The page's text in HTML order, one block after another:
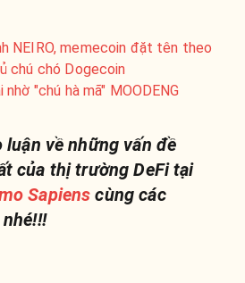
NEIRO, memecoin đặt tên theo
chú chó Dogecoin
"chú hà mã" MOODENG
luận về những vấn đề
của thị trường DeFi tại
Sapiens cùng các